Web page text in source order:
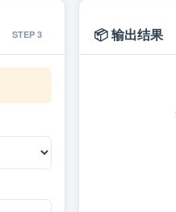
STEP 3 📦 输出结果